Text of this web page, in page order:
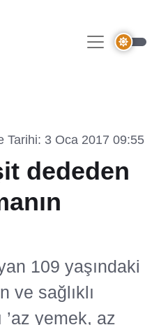
Tarihi: 3 Oca 2017 09:55
dededen
109 yaşındaki
ve sağlıklı
’az yemek, az